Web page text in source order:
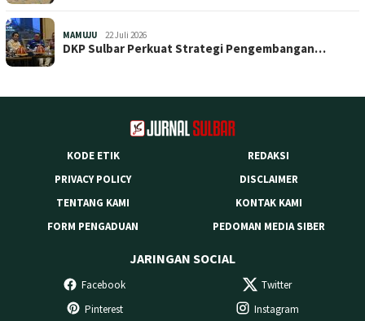
MAMUJU 22 Juli 2026
DKP Sulbar Perkuat Strategi Pengembangan…
KODE ETIK
REDAKSI
PRIVACY POLICY
DISCLAIMER
TENTANG KAMI
KONTAK KAMI
FORM PENGADUAN
PEDOMAN MEDIA SIBER
JARINGAN SOCIAL
Facebook
Twitter
Pinterest
Instagram